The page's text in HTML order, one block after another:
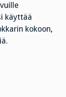
käyttää
kokoon,